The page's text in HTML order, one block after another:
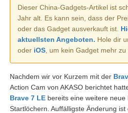
Dieser China-Gadgets-Artikel ist
Jahr alt. Es kann sein, dass der
oder das Gadget ausverkauft ist.
aktuellsten Angeboten. Hole dir
oder iOS , um kein Gadget mehr zu
Nachdem wir vor Kurzem mit der
Action Cam von AKASO berichtet
Brave 7 LE bereits eine weitere neue
Startlöchern. Auffälligste Änderung